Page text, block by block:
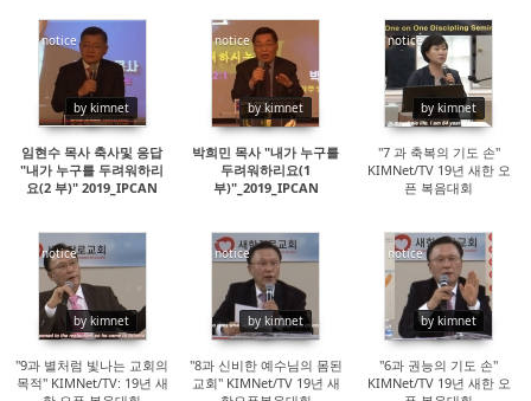
notice
by kimnet
14965
임현수 목사 축사및 응답
"내가 누구를 두려워하리
요(2 부)" 2019_IPCAN
notice
by kimnet
21488
박희민 목사 "내가 누구를
두려워하리요(1
부)"_2019_IPCAN
notice
by kimnet
15009
"7 과 축복의 기도 손"
KIMNet/TV 19년 새한 오
픈 복음대회
notice
by kimnet
15494
"9과 별처럼 빛나는 교회의
목적" KIMNet/TV: 19년 새
notice
by kimnet
14751
"8과 신비한 예수님의 몸된
교회" KIMNet/TV 19년 새
notice
by kimnet
15145
"6과 권능의 기도 손"
KIMNet/TV 19년 새한 오